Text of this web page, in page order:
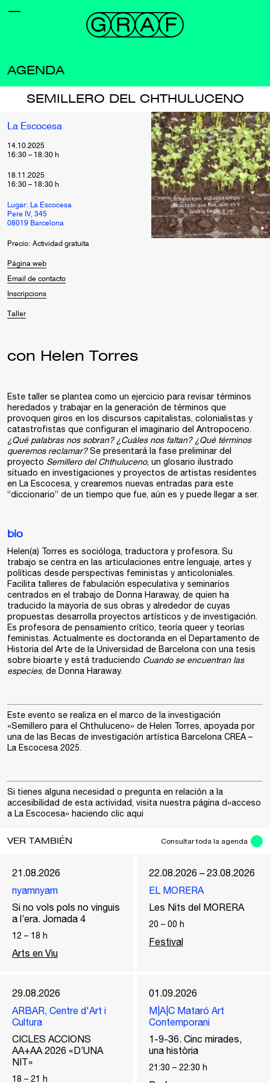
AGENDA
SEMILLERO DEL CHTHULUCENO
La Escocesa
14.10.2025
16:30 – 18:30 h
18.11.2025
16:30 – 18:30 h
Lugar: La Escocesa
Pere IV, 345
08019 Barcelona
Precio: Actividad gratuita
Página web
Email de contacto
Inscripcions
Taller
con Helen Torres
Este taller se plantea como un ejercicio para revisar términos
heredados y trabajar en la generación de términos que
provoquen giros en los discursos capitalistas, colonialistas y
catastrofistas que configuran el imaginario del Antropoceno.
¿Qué palabras nos sobran? ¿Cuáles nos faltan? ¿Qué términos
queremos reclamar?Se presentará la fase preliminar del
proyecto Semillero del Chthuluceno, un glosario ilustrado
situado en investigaciones y proyectos de artistas residentes
en La Escocesa, y crearemos nuevas entradas para este
“diccionario” de un tiempo que fue, aún es y puede llegar a ser.
bio
Helen(a) Torres es socióloga, traductora y profesora. Su
trabajo se centra en las articulaciones entre lenguaje, artes y
políticas desde perspectivas feministas y anticoloniales.
Facilita talleres de fabulación especulativa y seminarios
centrados en el trabajo de Donna Haraway, de quien ha
traducido la mayoría de sus obras y alrededor de cuyas
propuestas desarrolla proyectos artísticos y de investigación.
Es profesora de pensamiento crítico, teoría queer y teorías
feministas. Actualmente es doctoranda en el Departamento de
Historia del Arte de la Universidad de Barcelona con una tesis
sobre bioarte y está traduciendo Cuando se encuentran las
especies, de Donna Haraway.
Este evento se realiza en el marco de la investigación
«Semillero para el Chthuluceno» de Helen Torres, apoyada por
una de las Becas de investigación artística Barcelona CREA –
La Escocesa 2025.
Si tienes alguna necesidad o pregunta en relación a la
accesibilidad de esta actividad, visita nuestra página d»acceso
a La Escocesa» haciendo clic aqui
VER TAMBIÉN Consultar toda la agenda
21.08.2026
nyamnyam
Si no vols pols no vinguis
a l’era. Jornada 4
12 – 18 h
Arts en Viu
22.08.2026 – 23.08.2026
EL MORERA
Les Nits del MORERA
20 – 00 h
Festival
29.08.2026
ARBAR, Centre d'Art i
Cultura
CICLES ACCIONS
AA+AA 2026 «D’UNA
NIT»
18 – 21 h
01.09.2026
M|A|C Mataró Art
Contemporani
1-9-36. Cinc mirades,
una història
21:30 – 22:30 h